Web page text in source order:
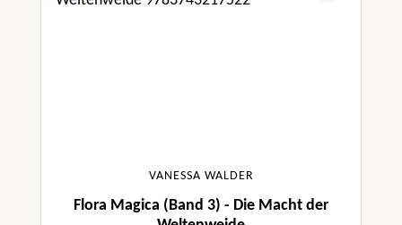
VANESSA WALDER
Flora Magica (Band 3) - Die Macht der